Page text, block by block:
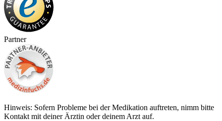
Partner
Hinweis: Sofern Probleme bei der Medikation auftreten, nimm bitte
Kontakt mit deiner Ärztin oder deinem Arzt auf.